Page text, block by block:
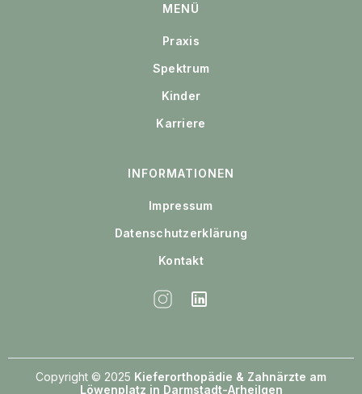
MENÜ
Praxis
Spektrum
Kinder
Karriere
INFORMATIONEN
Impressum
Datenschutzerklärung
Kontakt
Copyright © 2025 Kieferorthopädie & Zahnärzte am
Löwenplatz in Darmstadt-Arheilgen